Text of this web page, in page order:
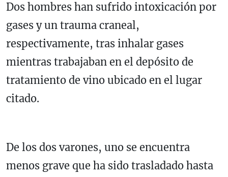
Dos hombres han sufrido intoxicación por
gases y un trauma craneal,
respectivamente, tras inhalar gases
mientras trabajaban en el depósito de
tratamiento de vino ubicado en el lugar
citado.
De los dos varones, uno se encuentra
menos grave que ha sido trasladado hasta